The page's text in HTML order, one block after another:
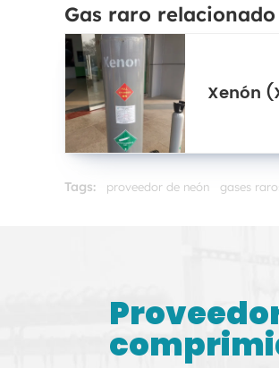
Gas raro relacionado
Xenón
Tags: proveedor de neón gases